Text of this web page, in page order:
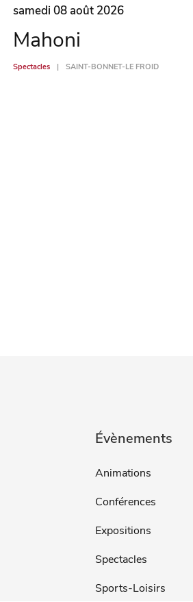
samedi 08 août 2026
Mahoni
Spectacles SAINT-BONNET-LE FROID
Évènements
Animations
Conférences
Expositions
Spectacles
Sports-Loisirs